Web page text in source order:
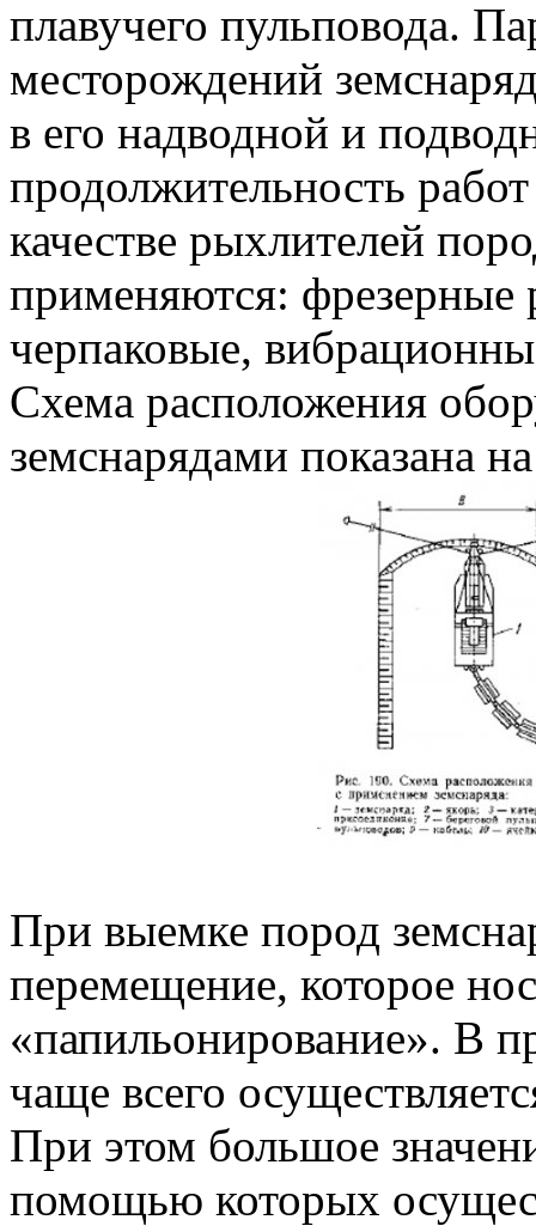
плавучего пульповода.
месторождений
в его надводной и
продолжительность
качестве рыхлителей
применяются: фрезерные
черпаковые,
Схема расположения
земснарядами показана
При выемке пород
перемещение, которое
«папильонирование». В
чаще всего
При этом большое
помощью которых